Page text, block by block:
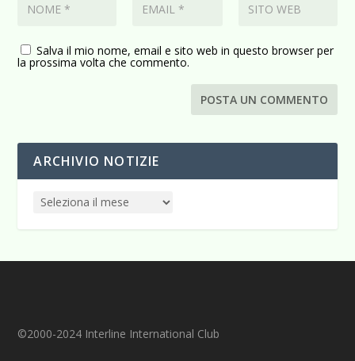
Salva il mio nome, email e sito web in questo browser per
la prossima volta che commento.
ARCHIVIO NOTIZIE
©2000-2024 Interline International Club